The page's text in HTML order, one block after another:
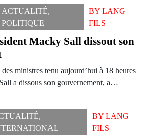
ACTUALITÉ,
POLITIQUE
BYLANG
FILS
Macky Sall dissout son
ministres tenu aujourd’hui à 18 heures
a dissous son gouvernement, a…
,
BY LANG
FILS